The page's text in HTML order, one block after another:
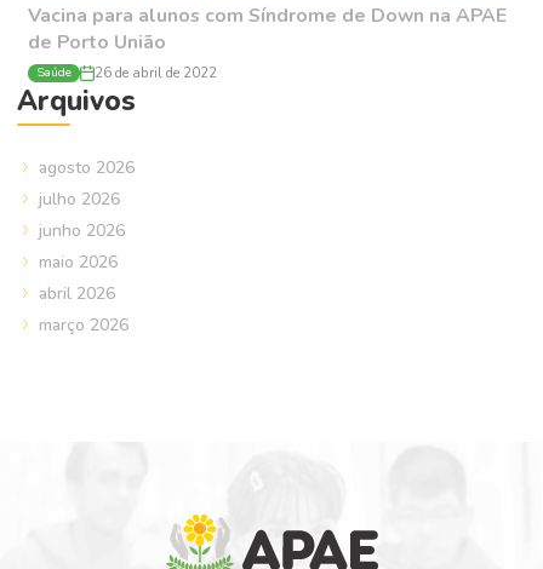
Vacina para alunos com Síndrome de Down na APAE
de Porto União
Saúde 26 de abril de 2022
Arquivos
agosto 2026
julho 2026
junho 2026
maio 2026
abril 2026
março 2026